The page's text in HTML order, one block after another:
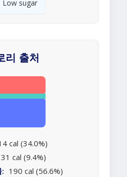
Low sugar
리 출처
cal (34.0%)
31 cal (9.4%)
190 cal (56.6%)